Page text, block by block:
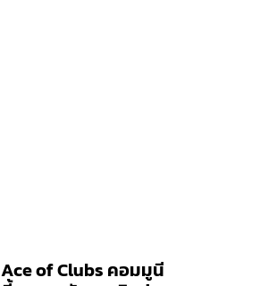
Ace of Clubs คอมมูนี